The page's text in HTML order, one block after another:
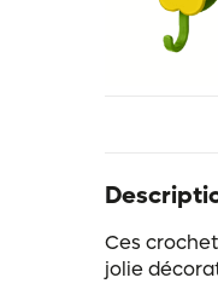
Ces
jolie